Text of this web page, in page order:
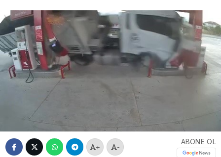
+ -
ABONE OL